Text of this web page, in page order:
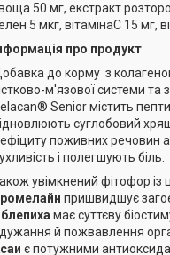
50 мг, екстракт
5 мкг, вітамінаС 15 мг,
про продукт
до корму з
м'язової системи та
Senior містить
суглобовий
поживних речовин
і полегшують біль.
увімкнений фітофор
пришвидшує
має суттєву
й пожвавлення
є потужними